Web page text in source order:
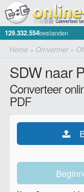
129.332.554bestanden
Home » Omvormer»
SDW naar
Converteer
PDF